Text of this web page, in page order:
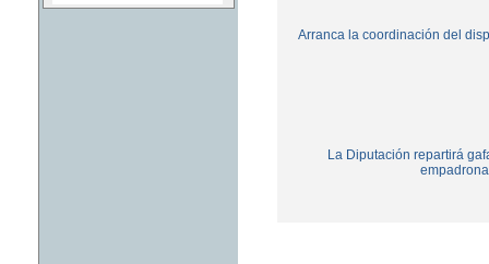
Arranca la coordinación del
La Diputación repartirá